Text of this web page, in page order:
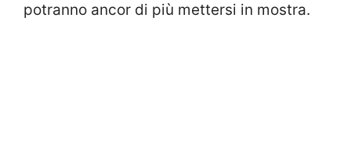
potranno ancor di più mettersi in mostra.